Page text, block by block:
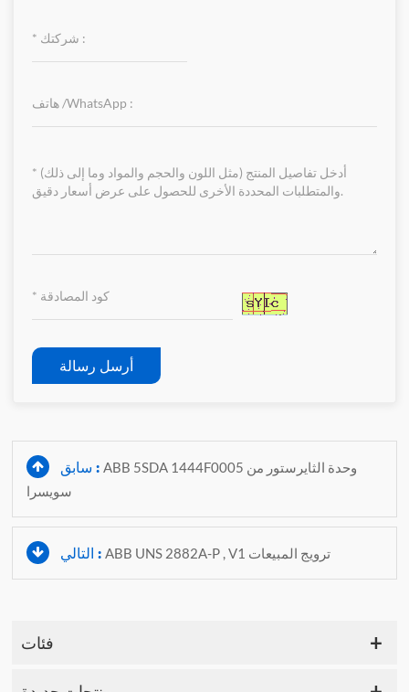
أرسل رسالة
سابق :ABB 5SDA 1444F0005 وحدة الثايرستور من
سويسرا
التالي : ABB UNS 2882A-P , V1 ترويج المبيعات
فئات